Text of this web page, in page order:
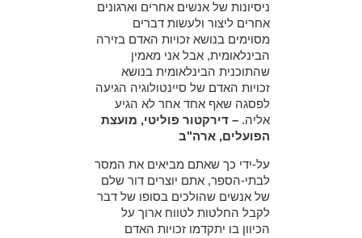
ניסיונות של אנשים אחרים וארגונים
אחרים ליצור ולעשות דברים
מסוימים בנושא זכויות האדם בזירה
הבינלאומית, אבל אני מאמין
שהתוכנית הבינלאומית בנושא
זכויות האדם של סיינטולוגיה הגיעה
לפסגה שאף אחד אחר לא הגיע
אליה. – דירקטור פוליטי, מועצת
הפועלים, ארה"ב
על-ידי כך שאתם מביאים את המסר
לבתי-הספר, אתם יוצרים דור שלם
של אנשים שהולכים בסופו של דבר
לקבל החלטות לטווח ארוך על
הכיוון בו יתקדמו זכויות האדם